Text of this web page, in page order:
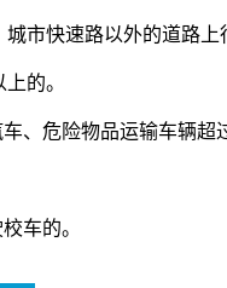
市快速路以外的道路
的。
、危险物品运输车辆
车的。